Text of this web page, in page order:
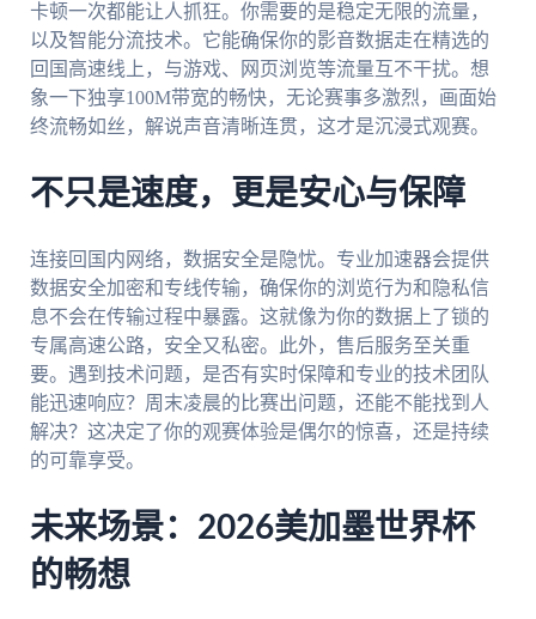
卡顿一次都能让人抓狂。你需要的是稳定无限的流量，
以及智能分流技术。它能确保你的影音数据走在精选的
回国高速线上，与游戏、网页浏览等流量互不干扰。想
象一下独享100M带宽的畅快，无论赛事多激烈，画面始
终流畅如丝，解说声音清晰连贯，这才是沉浸式观赛。
不只是速度，更是安心与保障
连接回国内网络，数据安全是隐忧。专业加速器会提供
数据安全加密和专线传输，确保你的浏览行为和隐私信
息不会在传输过程中暴露。这就像为你的数据上了锁的
专属高速公路，安全又私密。此外，售后服务至关重
要。遇到技术问题，是否有实时保障和专业的技术团队
能迅速响应？周末凌晨的比赛出问题，还能不能找到人
解决？这决定了你的观赛体验是偶尔的惊喜，还是持续
的可靠享受。
未来场景：2026美加墨世界杯
的畅想